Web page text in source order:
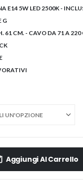
E14 5W LED 2500K -
G
61 CM. - CAVO DA 71 A 220
Aggiungi Al Carrello